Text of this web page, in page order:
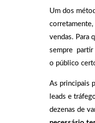
Um dos
vendas. Para
sempre partir
o público
As principais
leads e
dezenas de